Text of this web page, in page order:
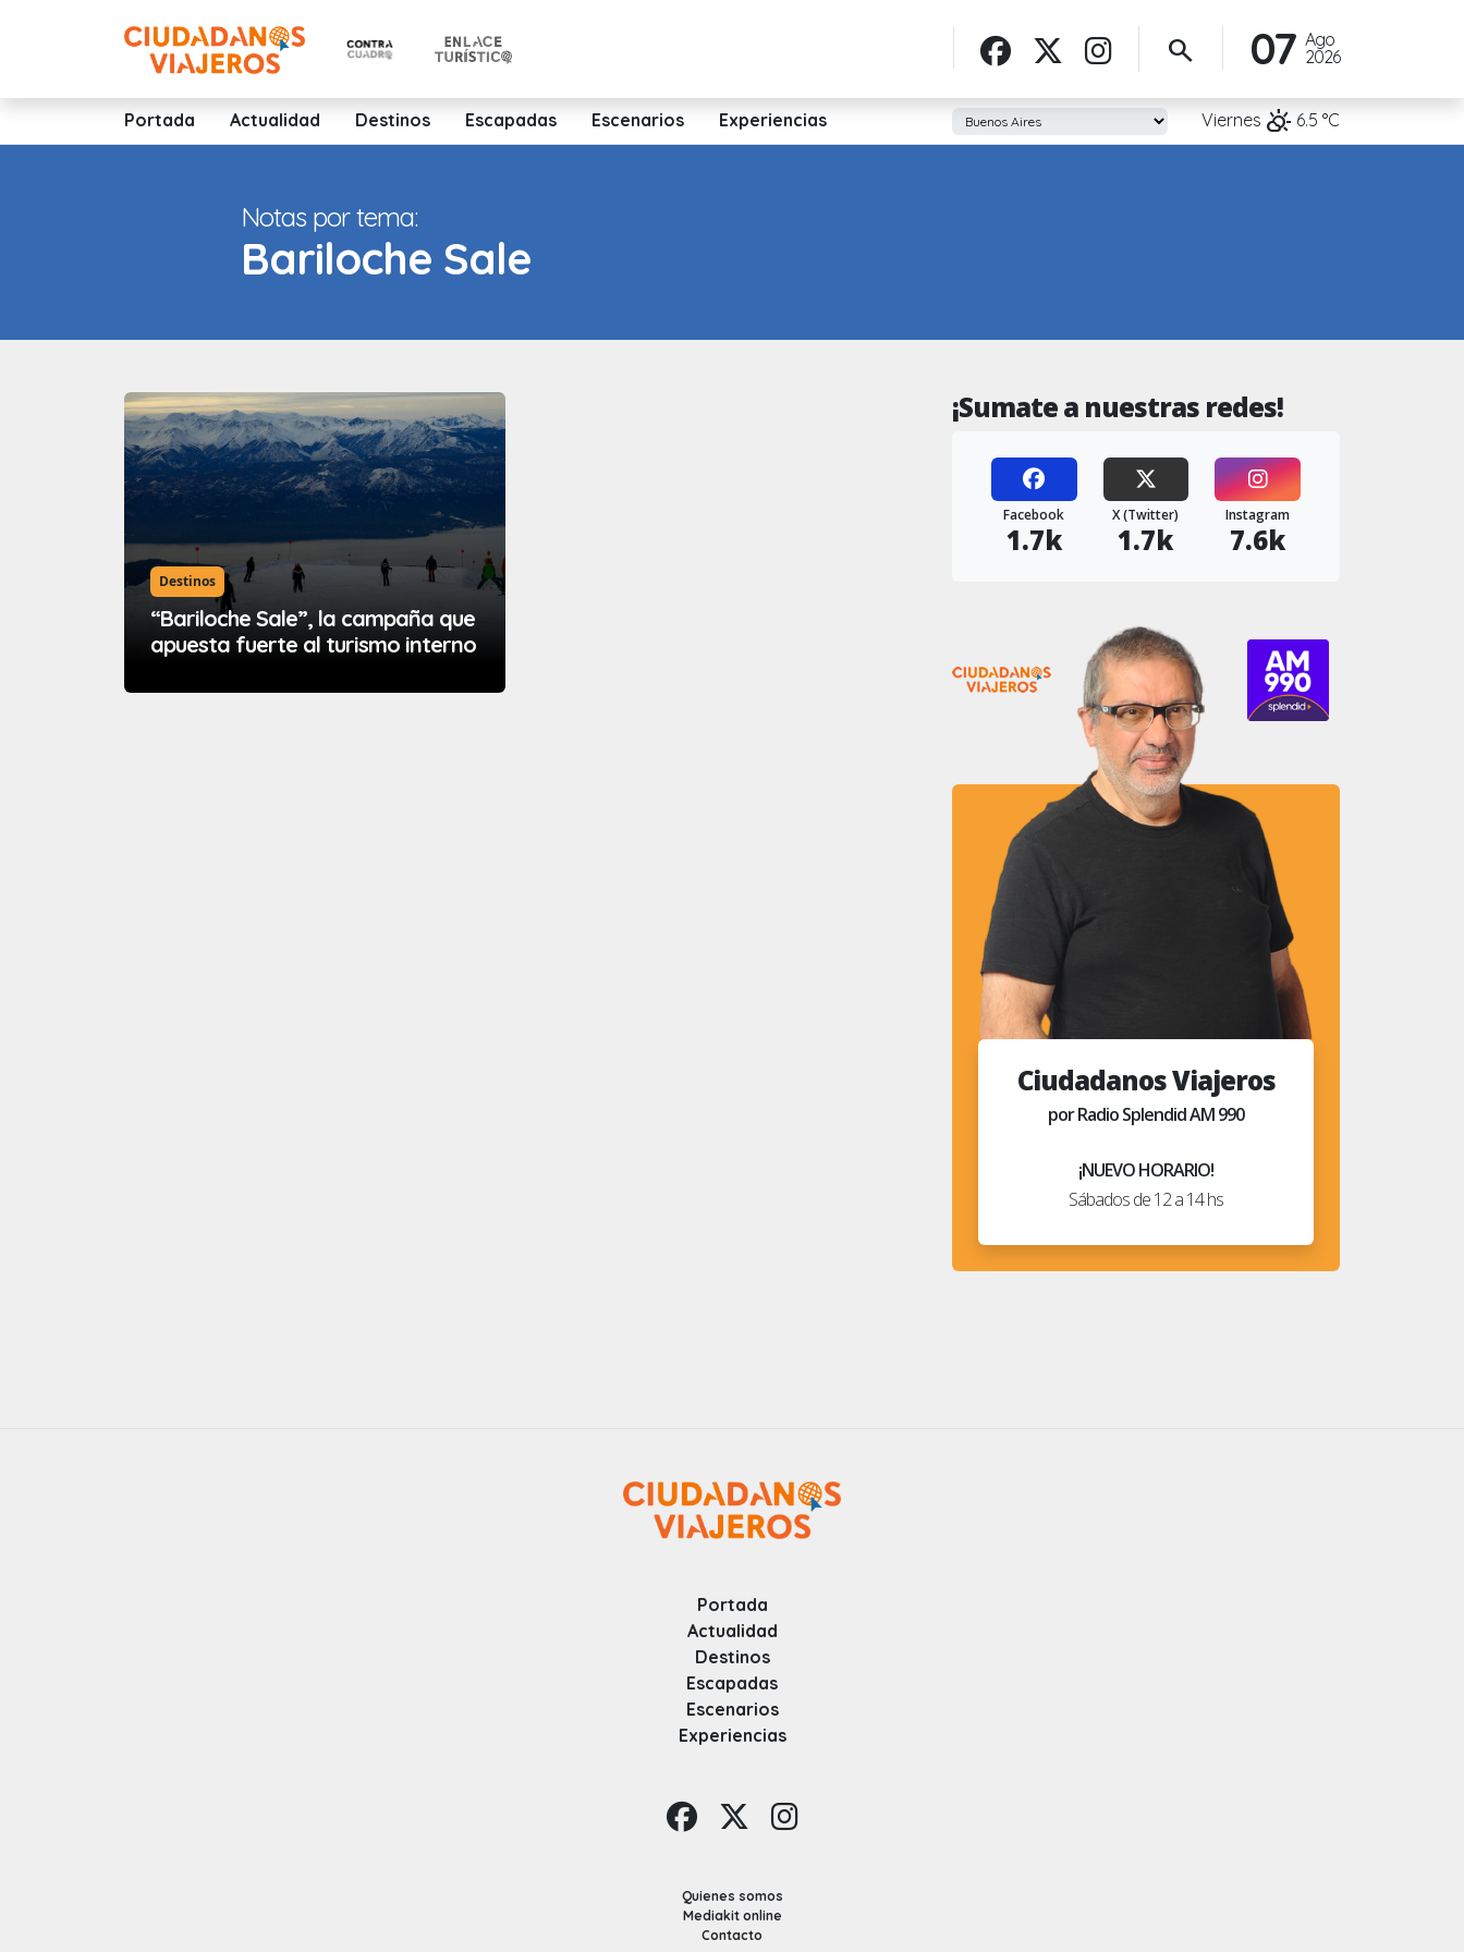
Ago
2026
07
search
Portada Actualidad Destinos Escapadas Escenarios Experiencias Viernes partly_cloudy_day 6.5 °C
Notas por tema:
Bariloche Sale
Destinos
“Bariloche Sale”, la campaña que
apuesta fuerte al turismo interno
¡Sumate a nuestras redes!
Facebook
1.7k
X (Twitter)
1.7k
Instagram
7.6k
Ciudadanos Viajeros
por Radio Splendid AM 990
¡NUEVO HORARIO!
Sábados de 12 a 14 hs
Portada
Actualidad
Destinos
Escapadas
Escenarios
Experiencias
Quienes somos
Mediakit online
Contacto